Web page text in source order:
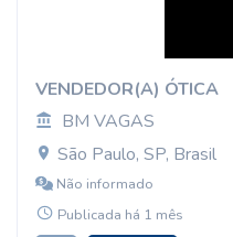
VENDEDOR(A) ÓTICA
BM VAGAS
São Paulo, SP, Brasil
Não informado
Publicada há 1 mês